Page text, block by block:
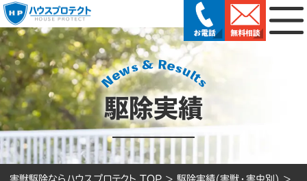
駆除実績
害獣駆除ならハウスプロテクト TOP > 駆除実績(害獣・害虫別) >